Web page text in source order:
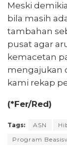
Meski
bila masih
tambahan
pusat agar
kemacetan
mengajukan
kami rekap
(*Fer/Red)
Tags: ASN
Program